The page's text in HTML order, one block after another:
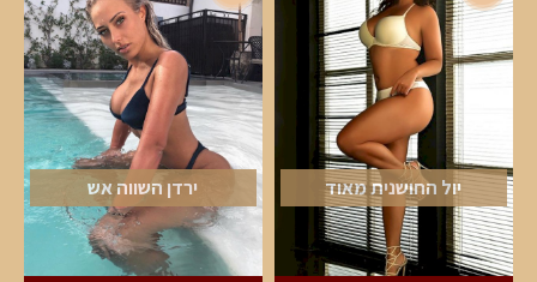
יול החושנית מאוד ירדן השווה אש